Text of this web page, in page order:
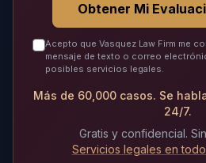
Obtener Mi
Acepto que Vasquez Law Firm me
mensaje de texto o correo
posibles servicios legales.
Más de 60,000 casos. Se
24/7.
Gratis y confidencial.
Servicios legales en